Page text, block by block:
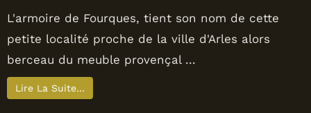
L'armoire de Fourques, tient son nom de cette
petite localité proche de la ville d'Arles alors
berceau du meuble provençal ...
Lire La Suite…